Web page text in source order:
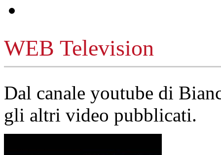
WEB Television
Dal canale youtube di
gli altri video pubblicati.